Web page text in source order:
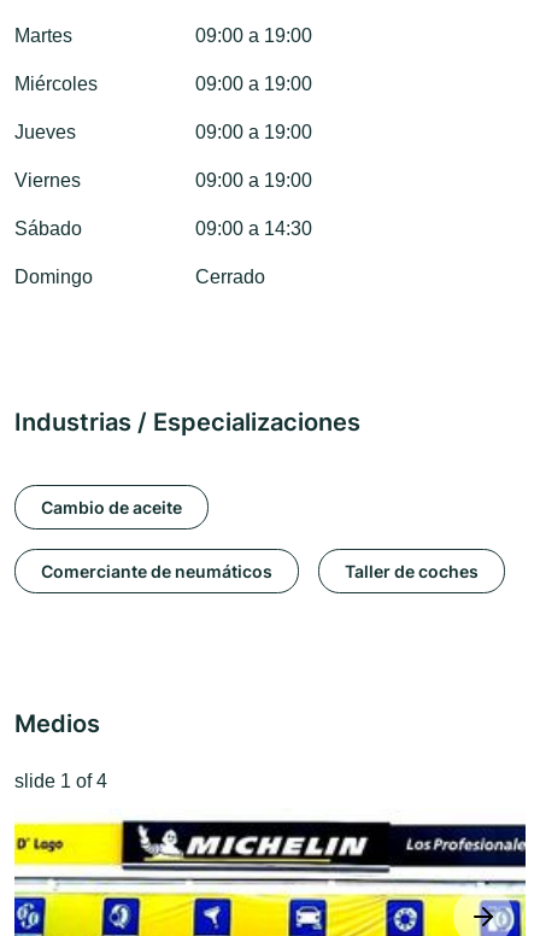
Martes 09:00 a 19:00
Miércoles 09:00 a 19:00
Jueves 09:00 a 19:00
Viernes 09:00 a 19:00
Sábado 09:00 a 14:30
Domingo Cerrado
Industrias / Especializaciones
Cambio de aceite
Comerciante de neumáticos Taller de coches
Medios
next
slide 1 of 4